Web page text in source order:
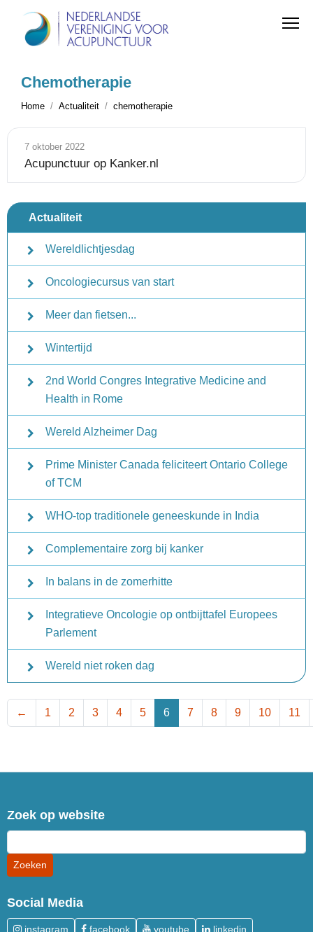
Actualiteit
Wereldlichtjesdag
Oncologiecursus van start
Meer dan fietsen...
Wintertijd
2nd World Congres Integrative Medicine and
Health in Rome
Wereld Alzheimer Dag
Prime Minister Canada feliciteert Ontario College
of TCM
WHO-top traditionele geneeskunde in India
Complementaire zorg bij kanker
In balans in de zomerhitte
Integratieve Oncologie op ontbijttafel Europees
Parlement
Wereld niet roken dag
← 1 2 3 4 5 6 7 8 9 10 11
Chemotherapie
Home Actualiteit chemotherapie
7 oktober 2022
Acupunctuur op Kanker.nl
Zoek op website
Social Media
instagram facebook youtube linkedin